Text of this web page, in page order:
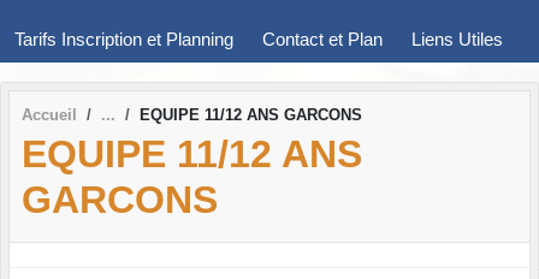
Tarifs Inscription et Planning Contact et Plan Liens Utiles
Accueil EQUIPE 11/12 ANS GARCONS
EQUIPE 11/12 ANS
GARCONS